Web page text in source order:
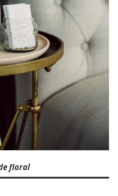
floral